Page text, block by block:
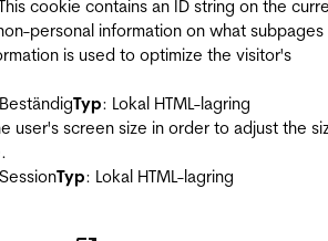
cookie contains an ID string on the
personal information on what
is used to optimize the visitor's
Typ: Lokal HTML-lagring
user's screen size in order to adjust the
Typ: Lokal HTML-lagring